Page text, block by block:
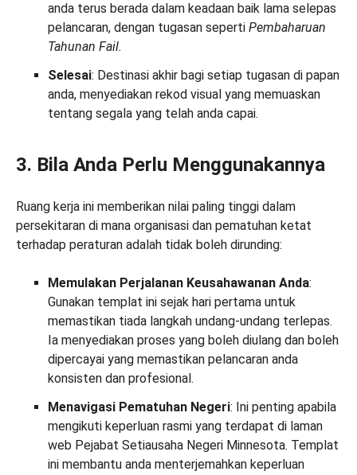
anda terus berada dalam keadaan baik lama selepas
pelancaran, dengan tugasan seperti Pembaharuan
Tahunan Fail.
Selesai: Destinasi akhir bagi setiap tugasan di papan
anda, menyediakan rekod visual yang memuaskan
tentang segala yang telah anda capai.
3. Bila Anda Perlu Menggunakannya
Ruang kerja ini memberikan nilai paling tinggi dalam
persekitaran di mana organisasi dan pematuhan ketat
terhadap peraturan adalah tidak boleh dirunding:
Memulakan Perjalanan Keusahawanan Anda:
Gunakan templat ini sejak hari pertama untuk
memastikan tiada langkah undang-undang terlepas.
Ia menyediakan proses yang boleh diulang dan boleh
dipercayai yang memastikan pelancaran anda
konsisten dan profesional.
Menavigasi Pematuhan Negeri: Ini penting apabila
mengikuti keperluan rasmi yang terdapat di laman
web Pejabat Setiausaha Negeri Minnesota. Templat
ini membantu anda menterjemahkan keperluan